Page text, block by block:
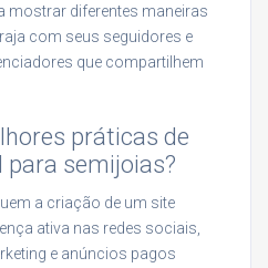
mostrar diferentes maneiras
com seus seguidores e
que compartilhem
práticas de
semijoias?
a criação de um site
ativa nas redes sociais,
e anúncios pagos